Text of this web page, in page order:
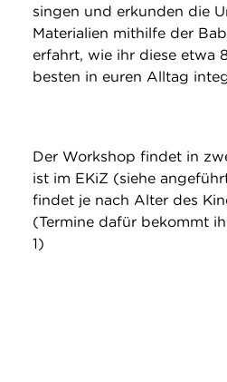
singen und erkunden die
Materialien mithilfe der
erfahrt, wie ihr diese etwa
besten in euren Alltag
Der Workshop findet in
ist im EKiZ (siehe
findet je nach Alter des
(Termine dafür bekommt
1)